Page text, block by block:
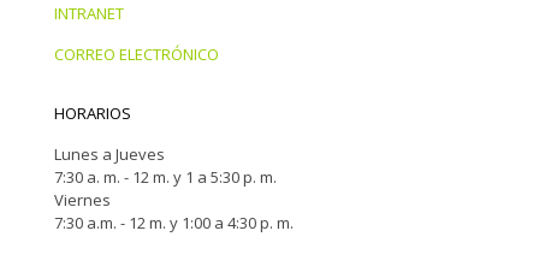
INTRANET
CORREO ELECTRÓNICO
HORARIOS
Lunes a Jueves
7:30 a. m. - 12 m. y 1 a 5:30 p. m.
Viernes
7:30 a.m. - 12 m. y 1:00 a 4:30 p. m.